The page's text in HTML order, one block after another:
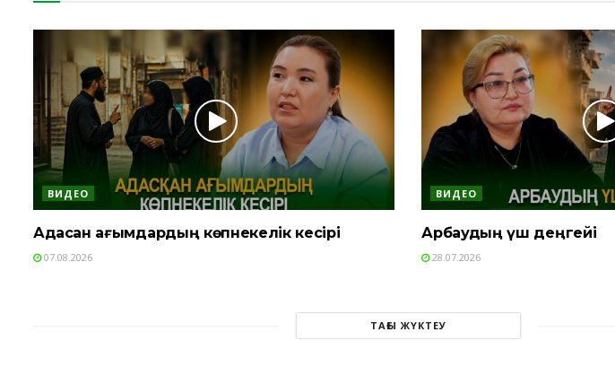
ВИДЕО
Адасқан ағымдардың көпнекелік кесірі
07.08.2026
ВИДЕО
Арбаудың үш деңгейі
28.07.2026
ТАҒЫ ЖҮКТЕУ